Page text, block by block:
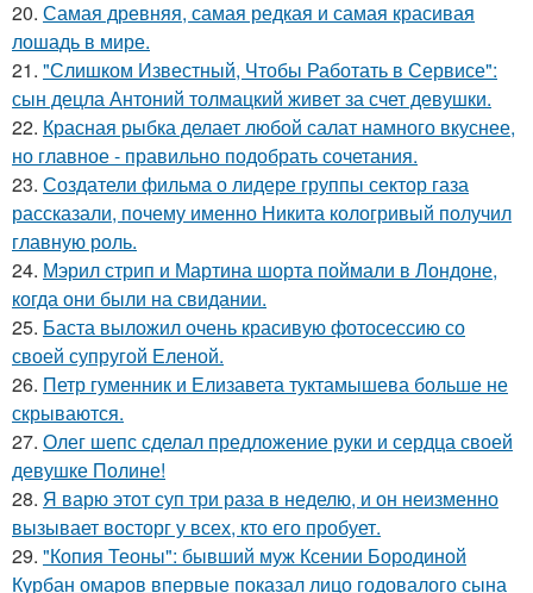
20. Самая древняя, самая редкая и самая красивая
лошадь в мире.
21. "Слишком Известный, Чтобы Работать в Сервисе":
сын децла Антоний толмацкий живет за счет девушки.
22. Красная рыбка делает любой салат намного вкуснее,
но главное - правильно подобрать сочетания.
23. Создатели фильма о лидере группы сектор газа
рассказали, почему именно Никита кологривый получил
главную роль.
24. Мэрил стрип и Мартина шорта поймали в Лондоне,
когда они были на свидании.
25. Баста выложил очень красивую фотосессию со
своей супругой Еленой.
26. Петр гуменник и Елизавета туктамышева больше не
скрываются.
27. Олег шепс сделал предложение руки и сердца своей
девушке Полине!
28. Я варю этот суп три раза в неделю, и он неизменно
вызывает восторг у всех, кто его пробует.
29. "Копия Теоны": бывший муж Ксении Бородиной
Курбан омаров впервые показал лицо годовалого сына